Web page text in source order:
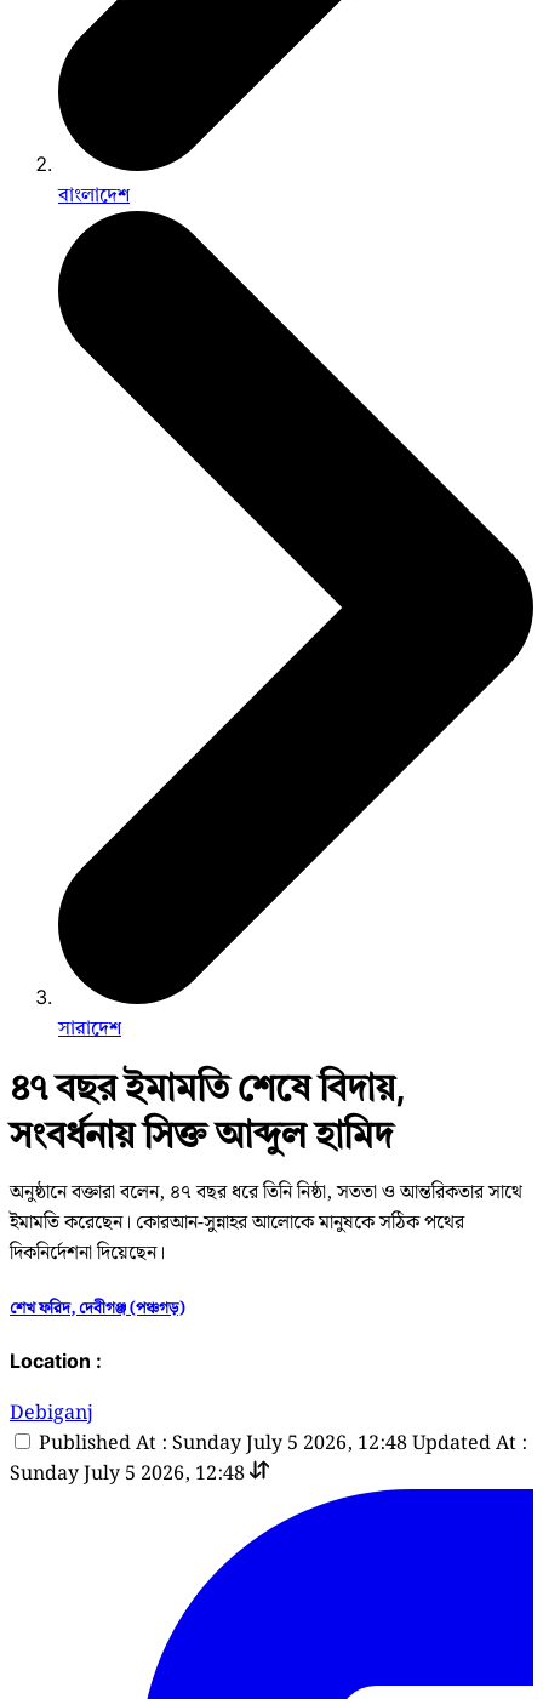
বাংলাদেশ
সারাদেশ
৪৭ বছর ইমামতি শেষে বিদায়,
সংবর্ধনায় সিক্ত আব্দুল হামিদ
অনুষ্ঠানে বক্তারা বলেন, ৪৭ বছর ধরে তিনি নিষ্ঠা, সততা ও আন্তরিকতার সাথে
ইমামতি করেছেন। কোরআন-সুন্নাহর আলোকে মানুষকে সঠিক পথের
দিকনির্দেশনা দিয়েছেন।
শেখ ফরিদ, দেবীগঞ্জ (পঞ্চগড়)
Location :
Debiganj
Published At : Sunday July 5 2026, 12:48Updated At :
Sunday July 5 2026, 12:48